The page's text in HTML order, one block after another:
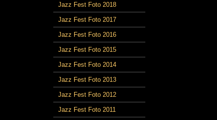
Jazz Fest Foto 2018
Jazz Fest Foto 2017
Jazz Fest Foto 2016
Jazz Fest Foto 2015
Jazz Fest Foto 2014
Jazz Fest Foto 2013
Jazz Fest Foto 2012
Jazz Fest Foto 2011